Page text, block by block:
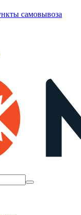
самовывоза